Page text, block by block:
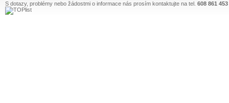
S dotazy, problémy nebo žádostmi o informace nás prosím kontaktujte na tel. 608 861 453